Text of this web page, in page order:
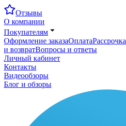
Отзывы
О компании
Покупателям
Оформление заказаОплатаРассрочка
и возвратВопросы и ответы
Личный кабинет
Контакты
Видеообзоры
Блог и обзоры